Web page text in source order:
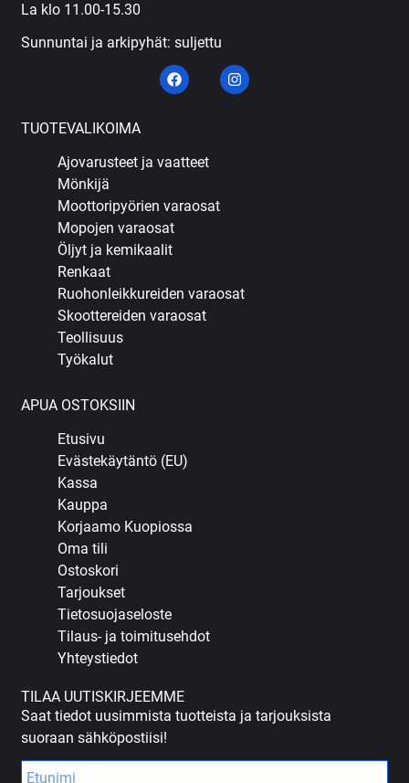
La klo 11.00-15.30
Sunnuntai ja arkipyhät: suljettu
TUOTEVALIKOIMA
Ajovarusteet ja vaatteet
Mönkijä
Moottoripyörien varaosat
Mopojen varaosat
Öljyt ja kemikaalit
Renkaat
Ruohonleikkureiden varaosat
Skoottereiden varaosat
Teollisuus
Työkalut
APUA OSTOKSIIN
Etusivu
Evästekäytäntö (EU)
Kassa
Kauppa
Korjaamo Kuopiossa
Oma tili
Ostoskori
Tarjoukset
Tietosuojaseloste
Tilaus- ja toimitusehdot
Yhteystiedot
TILAA UUTISKIRJEEMME
Saat tiedot uusimmista tuotteista ja tarjouksista
suoraan sähköpostiisi!